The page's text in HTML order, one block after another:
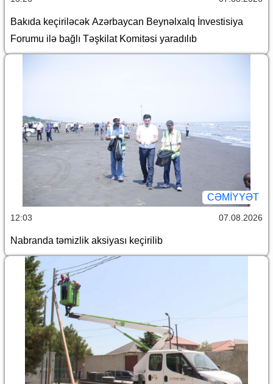
Bakıda keçiriləcək Azərbaycan Beynəlxalq İnvestisiya
Forumu ilə bağlı Təşkilat Komitəsi yaradılıb
CƏMİYYƏT
12:03 07.08.2026
Nabranda təmizlik aksiyası keçirilib